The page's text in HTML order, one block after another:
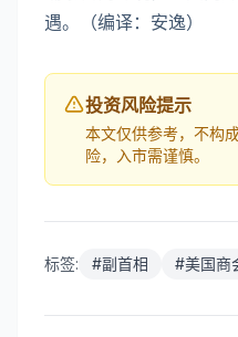
遇。（编译：安逸）
投资风险提示
本文仅供参考，不构
险，入市需谨慎。
标签: #副首相 #美国商